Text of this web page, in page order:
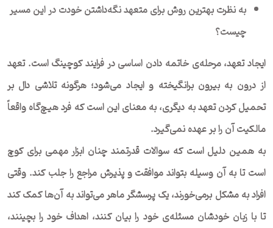
به نظرت بهترین روش برای متعهد نگه‌داشتن خودت در این مسیر
چیست؟
ایجاد تعهد، مرحله‌ی خاتمه دادن اساسی در فرایند کوچینگ است. تعهد
از درون به بیرون برانگیخته و ایجاد می‌شود؛ هرگونه تلاشی دال بر
تحمیل کردن تعهد به دیگری، به معنای این است که فرد هیچ‌گاه واقعاً
مالکیت آن را بر عهده نمی‌گیرد.
به همین دلیل است که سوالات قدرتمند چنان ابزار مهمی برای کوچ
است تا به آن وسیله بتواند موافقت و پذیرش مراجع را جلب کند. وقتی
افراد به مشکل برمی‌خورند، یک پرسشگر ماهر می‌تواند به آن‌ها کمک کند
تا با زبان خودشان مسئله‌ی خود را بیان کنند، اهداف خود را بچینند،